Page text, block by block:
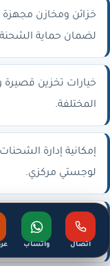
خزائن ومخازن مجهزة
لضمان حماية
خيارات تخزين قصيرة
المختلفة.
إمكانية إدارة
لوجستي مركزي.
مراقبة مستمرة
الوقت المحدد.
اتصال واتساب